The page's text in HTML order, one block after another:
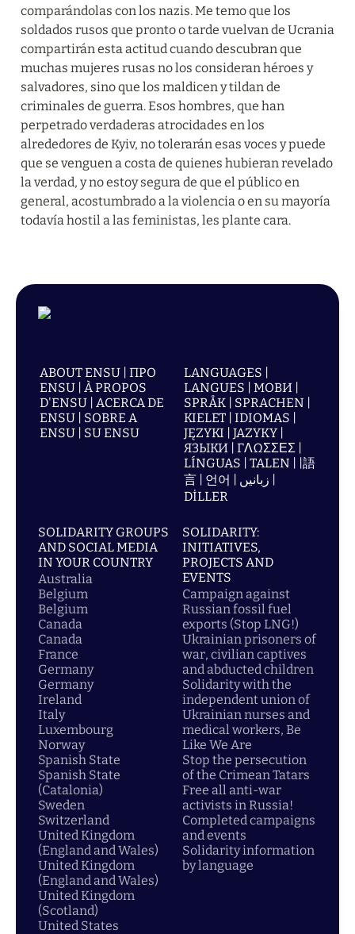
comparándolas con los nazis. Me temo que los
soldados rusos que pronto o tarde vuelvan de Ucrania
compartirán esta actitud cuando descubran que
muchas mujeres rusas no los consideran héroes y
salvadores, sino que los maldicen y tildan de
criminales de guerra. Esos hombres, que han
perpetrado verdaderas atrocidades en los
alrededores de Kyiv, no tolerarán esas voces y puede
que se venguen a costa de quienes hubieran revelado
la verdad, y no estoy segura de que el público en
general, acostumbrado a la violencia o en su mayoría
todavía hostil a las feministas, les plante cara.
ABOUT ENSU | ПРО
ENSU | À PROPOS
D'ENSU | ACERCA DE
ENSU | SOBRE A
ENSU | SU ENSU
LANGUAGES |
LANGUES | МОВИ |
SPRÅK | SPRACHEN |
KIELET | IDIOMAS |
JĘZYKI | JAZYKY |
ЯЗЫКИ | ΓΛΩΣΣΕΣ |
LÍNGUAS | TALEN | |語
言 | 언어 | زبانیں |
DİLLER
SOLIDARITY GROUPS
AND SOCIAL MEDIA
IN YOUR COUNTRY
Australia
Belgium
Belgium
Canada
Canada
France
Germany
Germany
Ireland
Italy
Luxembourg
Norway
Spanish State
Spanish State
(Catalonia)
Sweden
Switzerland
United Kingdom
(England and Wales)
United Kingdom
(England and Wales)
United Kingdom
(Scotland)
United States
SOLIDARITY:
INITIATIVES,
PROJECTS AND
EVENTS
Campaign against
Russian fossil fuel
exports (Stop LNG!)
Ukrainian prisoners of
war, civilian captives
and abducted children
Solidarity with the
independent union of
Ukrainian nurses and
medical workers, Be
Like We Are
Stop the persecution
of the Crimean Tatars
Free all anti-war
activists in Russia!
Completed campaigns
and events
Solidarity information
by language